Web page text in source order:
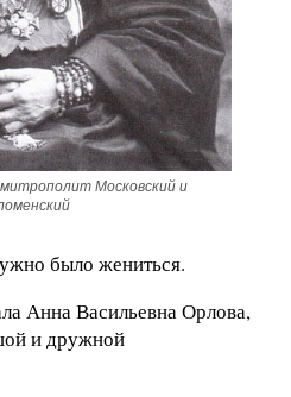
Московский и
было жениться.
Анна Васильевна Орлова,
и дружной